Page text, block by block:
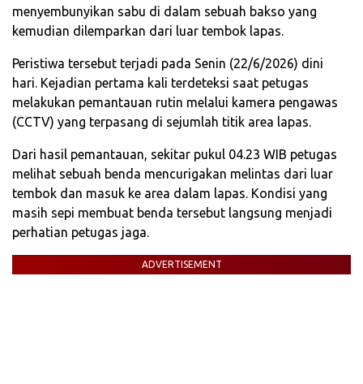
menyembunyikan sabu di dalam sebuah bakso yang
kemudian dilemparkan dari luar tembok lapas.
Peristiwa tersebut terjadi pada Senin (22/6/2026) dini
hari. Kejadian pertama kali terdeteksi saat petugas
melakukan pemantauan rutin melalui kamera pengawas
(CCTV) yang terpasang di sejumlah titik area lapas.
Dari hasil pemantauan, sekitar pukul 04.23 WIB petugas
melihat sebuah benda mencurigakan melintas dari luar
tembok dan masuk ke area dalam lapas. Kondisi yang
masih sepi membuat benda tersebut langsung menjadi
perhatian petugas jaga.
ADVERTISEMENT